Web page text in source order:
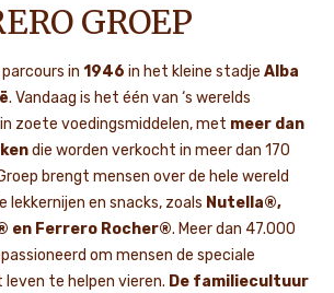
GROEP
in 1946 in het kleine stadje Alba
. Vandaag is het één van ‘s werelds
zoete voedingsmiddelen, met meer dan
die worden verkocht in meer dan 170
brengt mensen over de hele wereld
en snacks, zoals Nutella®,
en Ferrero Rocher®. Meer dan 47.000
om mensen de speciale
te helpen vieren. De familiecultuur